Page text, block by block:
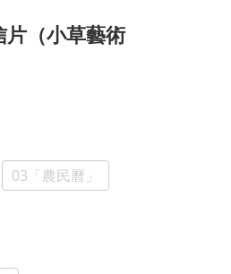
片（小草藝術
03「農民曆」